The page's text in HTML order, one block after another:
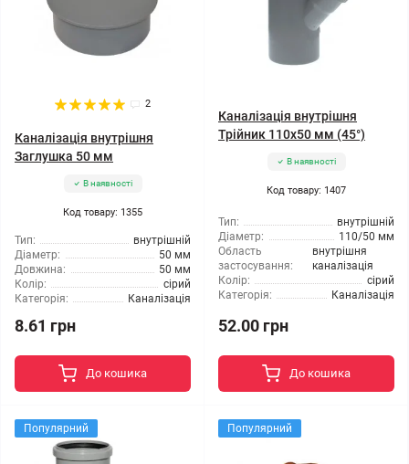
2
Каналізація внутрішня
Заглушка 50 мм
В наявності
Код товару: 1355
Тип:
внутрішній
Діаметр:
50 мм
Довжина:
50 мм
Колір:
сірий
Категорія:
Каналізація
8.61 грн
До кошика
Каналізація внутрішня
Трійник 110x50 мм (45°)
В наявності
Код товару: 1407
Тип:
внутрішній
Діаметр:
110/50 мм
Область
застосування:
внутрішня
каналізація
Колір:
сірий
Категорія:
Каналізація
52.00 грн
До кошика
Популярний Популярний